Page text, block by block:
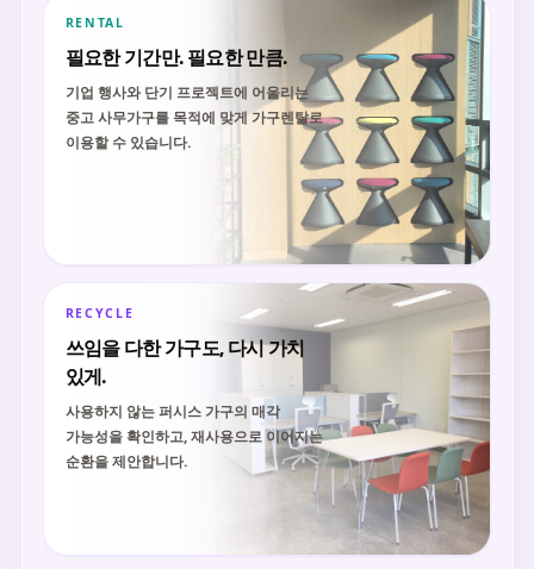
RENTAL
필요한 기간만. 필요한 만큼.
기업 행사와 단기 프로젝트에 어울리는
중고 사무가구를 목적에 맞게 가구렌탈로
이용할 수 있습니다.
RECYCLE
쓰임을 다한 가구도, 다시 가치
있게.
사용하지 않는 퍼시스 가구의 매각
가능성을 확인하고, 재사용으로 이어지는
순환을 제안합니다.